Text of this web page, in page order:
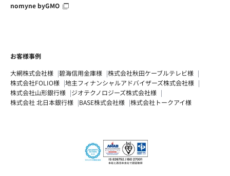
nomyne byGMO
お客様事例
大網株式会社様
碧海信用金庫様
株式会社秋田ケーブルテレビ様
株式会社FOLIO様
地主フィナンシャルアドバイザーズ株式会社様
株式会社山形銀行様
ジオテクノロジーズ株式会社様
株式会社 北日本銀行様
BASE株式会社様 株式会社トークアイ様